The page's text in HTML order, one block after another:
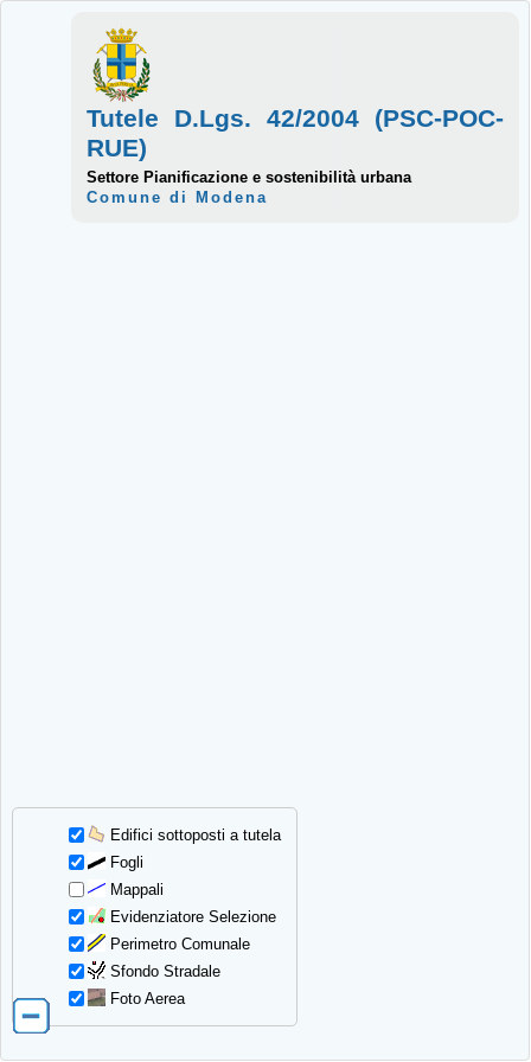
Edifici sottoposti a tutela
Fogli
Mappali
Evidenziatore Selezione
Perimetro Comunale
Sfondo Stradale
Foto Aerea
Tutele D.Lgs. 42/2004 (PSC-POC-
RUE)
Settore Pianificazione e sostenibilità urbana
Comune di Modena